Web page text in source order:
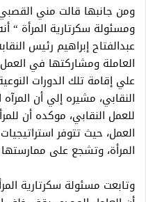
ومن جانبها قالت مني
ومسئولة سكرتارية المرأة “
عبدالفتاح إبراهيم رئيس
العاملة ومشاركتها في
علي إقامة تلك الدورات
النقابي، مشيره إلي أن
للعمل النقابي، موكده أن
العمل، حيث تتوفر
المرأة، وتشجع على ممارستها
وتابعت مسئولة سكرتارية